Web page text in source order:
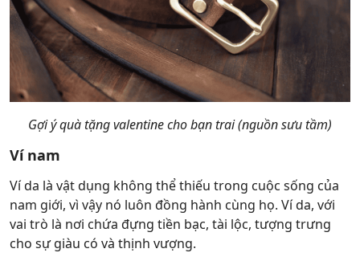
Gợi ý quà tặng valentine cho bạn trai (nguồn sưu tầm)
Ví nam
Ví da là vật dụng không thể thiếu trong cuộc sống của
nam giới, vì vậy nó luôn đồng hành cùng họ. Ví da, với
vai trò là nơi chứa đựng tiền bạc, tài lộc, tượng trưng
cho sự giàu có và thịnh vượng.